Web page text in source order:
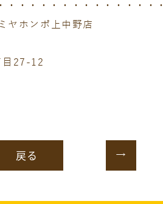
・・・・・・・・・・・・・・
ヤホンポ上中野店
目27-12
戻る